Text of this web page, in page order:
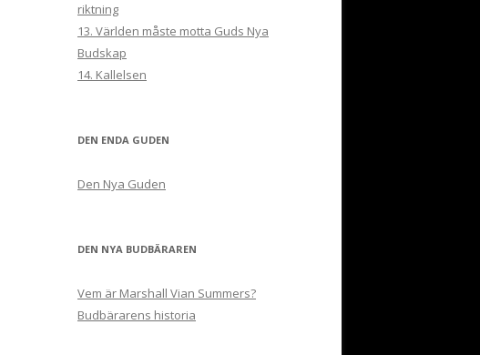
riktning
13. Världen måste motta Guds Nya
Budskap
14. Kallelsen
DEN ENDA GUDEN
Den Nya Guden
DEN NYA BUDBÄRAREN
Vem är Marshall Vian Summers?
Budbärarens historia